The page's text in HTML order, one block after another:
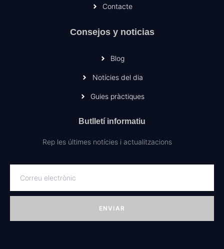
Contacte
Consejos y noticias
Blog
Notícies del dia
Guies pràctiques
Butlletí informatiu
Rep les últimes notícies i actualitzacions
ENVIAR